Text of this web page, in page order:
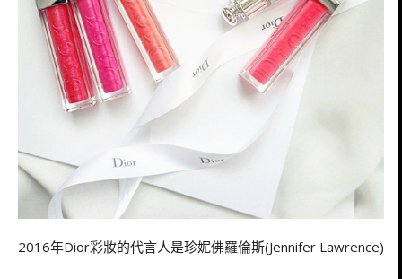
2016年Dior彩妝的代言人是珍妮佛羅倫斯(Jennifer Lawrence)